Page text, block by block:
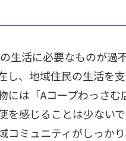
生活に必要なものが過
、地域住民の生活を
は「Aコープわっさむ
を感じることは少ない
コミュニティがしっか